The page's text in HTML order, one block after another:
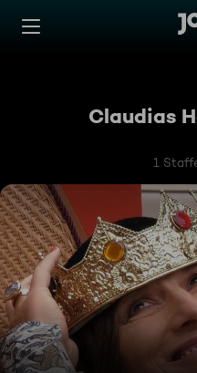
Zum Inhalt springen
Claudias
1